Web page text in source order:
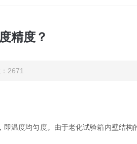
精度？
2671
温度均匀度。由于老化试验箱内壁结